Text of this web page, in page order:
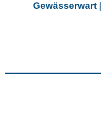
Gewässerwart